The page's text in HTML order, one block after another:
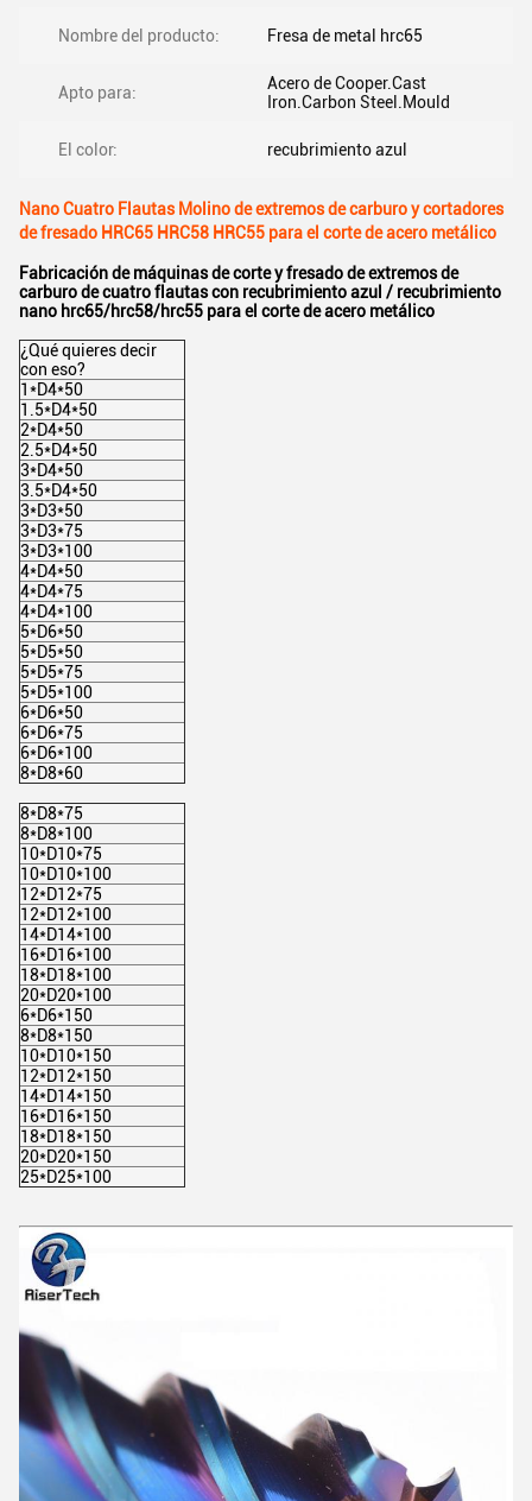
Nombre del producto: Fresa de metal hrc65
Apto para:
Acero de Cooper.Cast
Iron.Carbon Steel.Mould
El color: recubrimiento azul
Nano Cuatro Flautas Molino de extremos de carburo y cortadores
de fresado HRC65 HRC58 HRC55 para el corte de acero metálico
Fabricación de máquinas de corte y fresado de extremos de
carburo de cuatro flautas con recubrimiento azul / recubrimiento
nano hrc65/hrc58/hrc55 para el corte de acero metálico
¿Qué quieres decir
con eso?
1*D4*50
1.5*D4*50
2*D4*50
2.5*D4*50
3*D4*50
3.5*D4*50
3*D3*50
3*D3*75
3*D3*100
4*D4*50
4*D4*75
4*D4*100
5*D6*50
5*D5*50
5*D5*75
5*D5*100
6*D6*50
6*D6*75
6*D6*100
8*D8*60
8*D8*75
8*D8*100
10*D10*75
10*D10*100
12*D12*75
12*D12*100
14*D14*100
16*D16*100
18*D18*100
20*D20*100
6*D6*150
8*D8*150
10*D10*150
12*D12*150
14*D14*150
16*D16*150
18*D18*150
20*D20*150
25*D25*100